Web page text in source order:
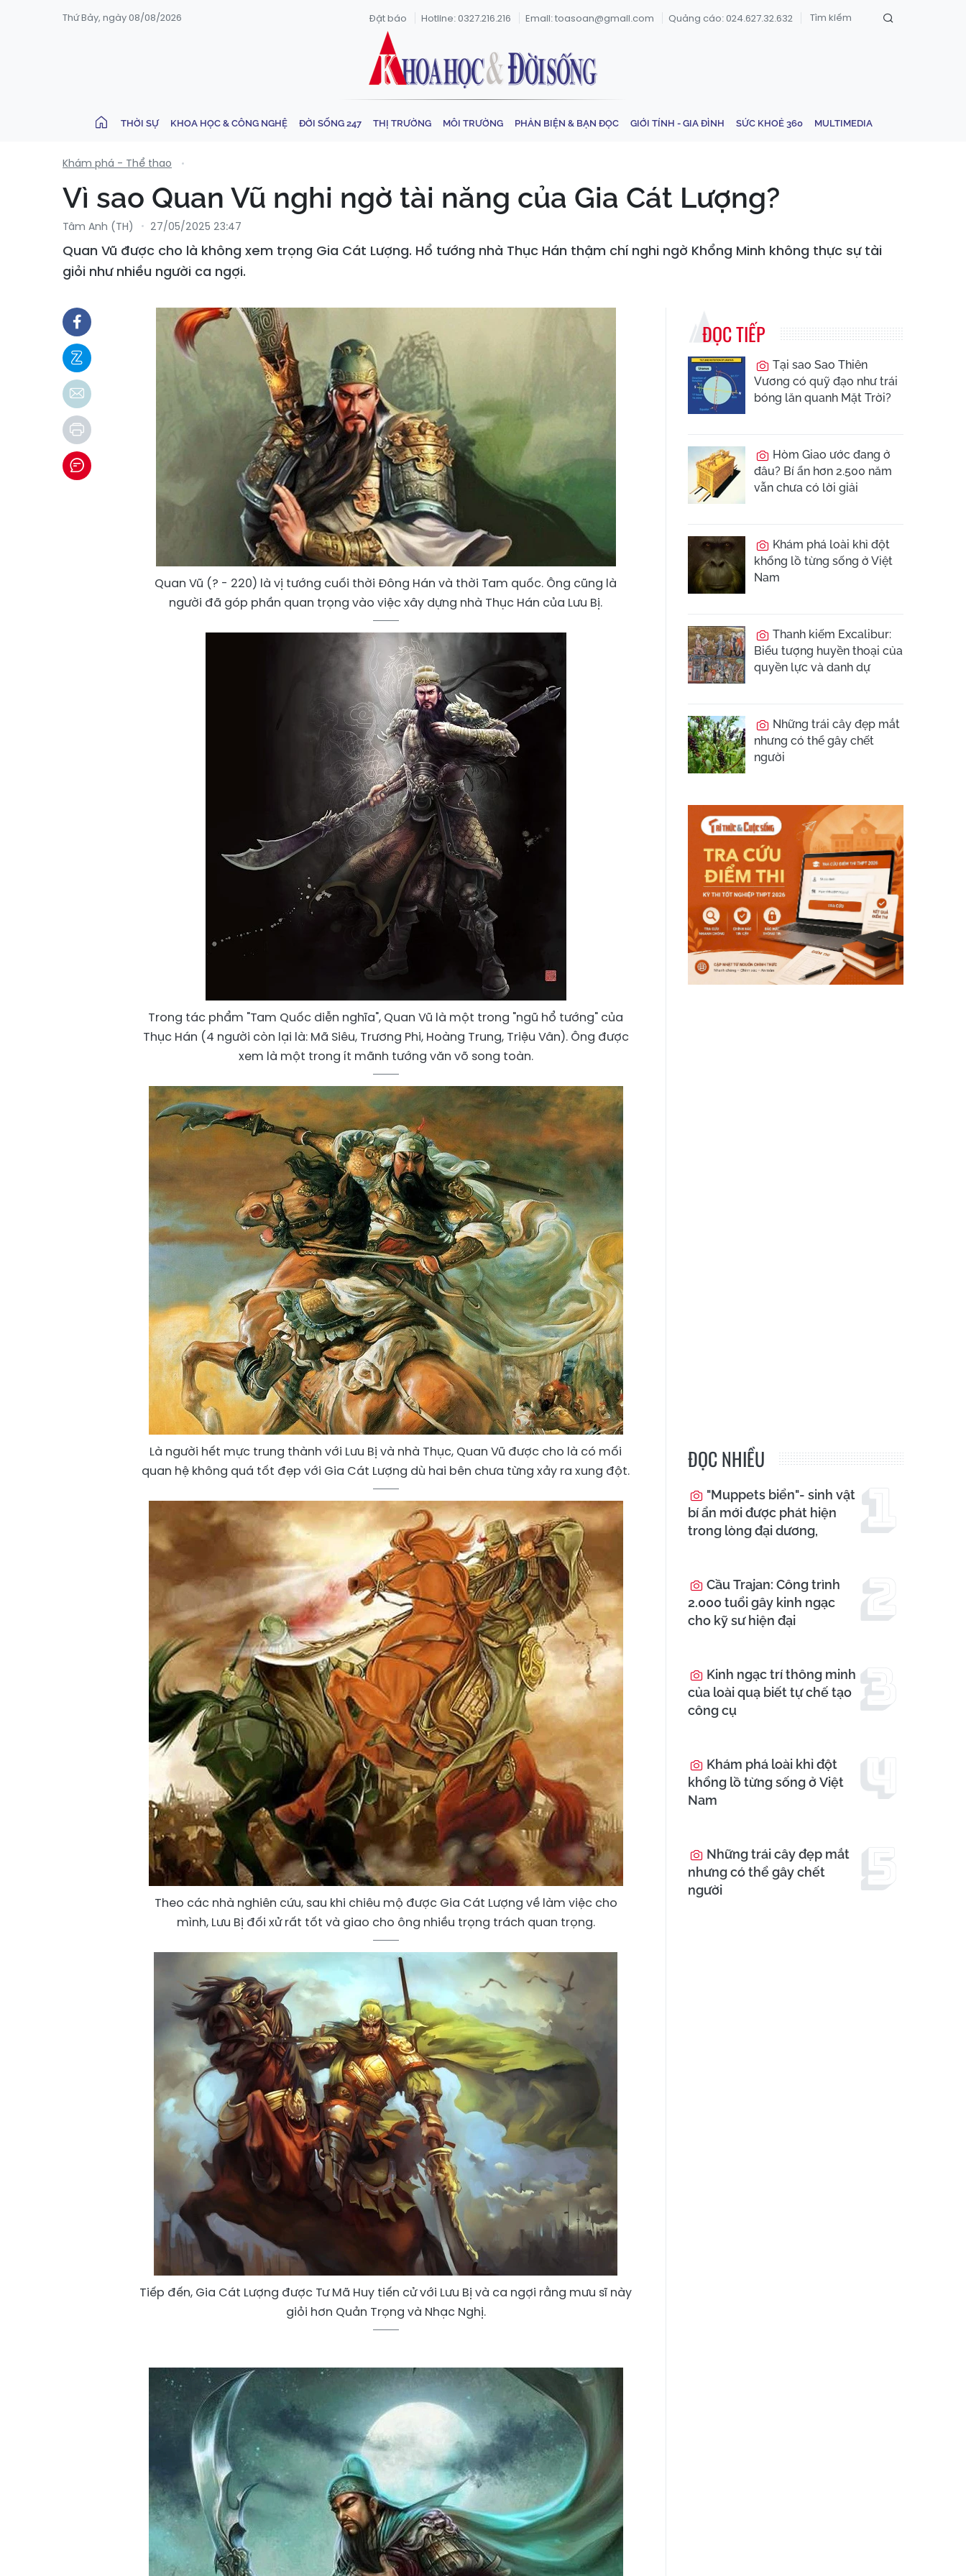
Thứ Bảy, ngày 08/08/2026 Đặt báo Hotline: 0327.216.216 Email: toasoan@gmail.com Quảng cáo: 024.627.32.632
THỜI SỰ KHOA HỌC & CÔNG NGHỆ ĐỜI SỐNG 247 THỊ TRƯỜNG MÔI TRƯỜNG PHẢN BIỆN & BẠN ĐỌC GIỚI TÍNH - GIA ĐÌNH SỨC KHOẺ 360 MULTIMEDIA
Khám phá - Thể thao
Vì sao Quan Vũ nghi ngờ tài năng của Gia Cát Lượng?
Tâm Anh (TH) 27/05/2025 23:47
Quan Vũ được cho là không xem trọng Gia Cát Lượng. Hổ tướng nhà Thục Hán thậm chí nghi ngờ Khổng Minh không thực sự tài
giỏi như nhiều người ca ngợi.
Quan Vũ (? - 220) là vị tướng cuối thời Đông Hán và thời Tam quốc. Ông cũng là
người đã góp phần quan trọng vào việc xây dựng nhà Thục Hán của Lưu Bị.
Trong tác phẩm "Tam Quốc diễn nghĩa", Quan Vũ là một trong "ngũ hổ tướng" của
Thục Hán (4 người còn lại là: Mã Siêu, Trương Phi, Hoàng Trung, Triệu Vân). Ông được
xem là một trong ít mãnh tướng văn võ song toàn.
Là người hết mực trung thành với Lưu Bị và nhà Thục, Quan Vũ được cho là có mối
quan hệ không quá tốt đẹp với Gia Cát Lượng dù hai bên chưa từng xảy ra xung đột.
Theo các nhà nghiên cứu, sau khi chiêu mộ được Gia Cát Lượng về làm việc cho
mình, Lưu Bị đối xử rất tốt và giao cho ông nhiều trọng trách quan trọng.
Tiếp đến, Gia Cát Lượng được Tư Mã Huy tiến cử với Lưu Bị và ca ngợi rằng mưu sĩ này
giỏi hơn Quản Trọng và Nhạc Nghị.
ĐỌC TIẾP
Tại sao Sao Thiên
Vương có quỹ đạo như trái
bóng lăn quanh Mặt Trời?
Hòm Giao ước đang ở
đâu? Bí ẩn hơn 2.500 năm
vẫn chưa có lời giải
Khám phá loài khỉ đột
khổng lồ từng sống ở Việt
Nam
Thanh kiếm Excalibur:
Biểu tượng huyền thoại của
quyền lực và danh dự
Những trái cây đẹp mắt
nhưng có thể gây chết
người
ĐỌC NHIỀU
"Muppets biển"- sinh vật
bí ẩn mới được phát hiện
trong lòng đại dương,
Cầu Trajan: Công trình
2.000 tuổi gây kinh ngạc
cho kỹ sư hiện đại
Kinh ngạc trí thông minh
của loài quạ biết tự chế tạo
công cụ
Khám phá loài khỉ đột
khổng lồ từng sống ở Việt
Nam
Những trái cây đẹp mắt
nhưng có thể gây chết
người